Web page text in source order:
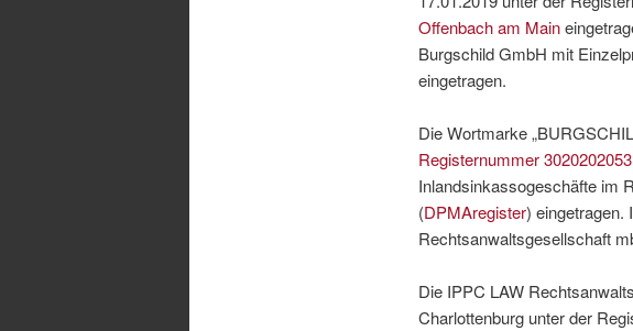
Offenbach am Main
Burgschild GmbH mit
eingetragen.
Die Wortmarke
Registernummer
Inlandsinkassogeschäfte im
(DPMAregister) eingetragen.
Rechtsanwaltsgesellschaft
Die IPPC LAW
Charlottenburg unter der